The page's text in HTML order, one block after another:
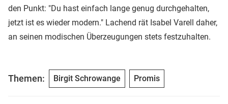
den Punkt: "Du hast einfach lange genug durchgehalten,
jetzt ist es wieder modern." Lachend rät Isabel Varell daher,
an seinen modischen Überzeugungen stets festzuhalten.
Themen: Birgit Schrowange Promis